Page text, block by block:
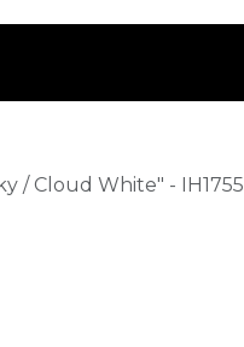
/ Cloud White" - IH1755